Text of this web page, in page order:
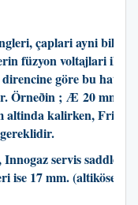
çaplari ayni bile
füzyon voltajlari ile
göre bu
Örneðin ; Æ 20 mm.
altinda kalirken,
servis saddle
ise 17 mm. (altiköse) ile